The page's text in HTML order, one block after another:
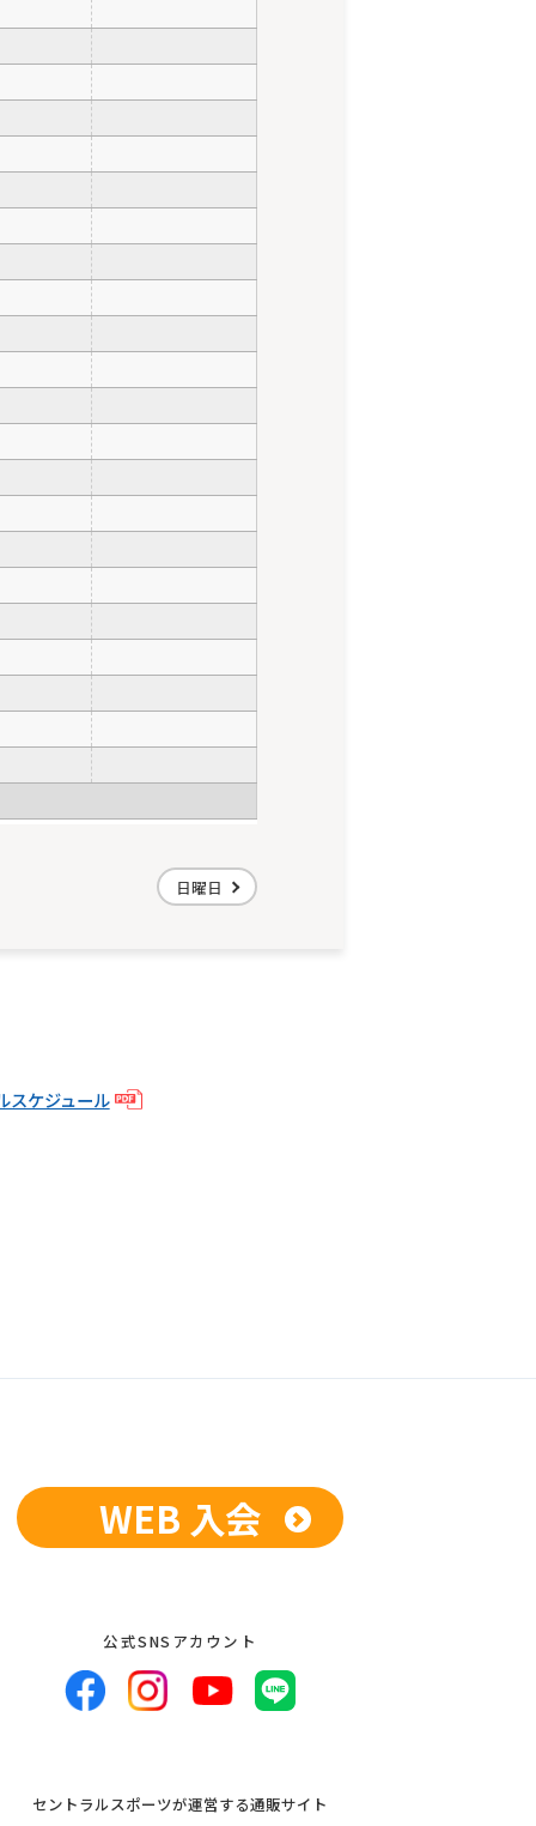
日曜日
スケジュール
WEB 入会
公式SNSアカウント
セントラルスポーツが運営する通販サイト